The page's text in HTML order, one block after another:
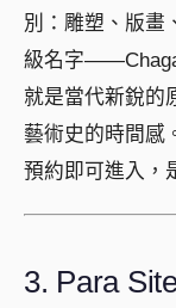
別：雕塑、版畫
級名字
就是當代新銳的
藝術史的時間感
預約即可進入，
3. Para